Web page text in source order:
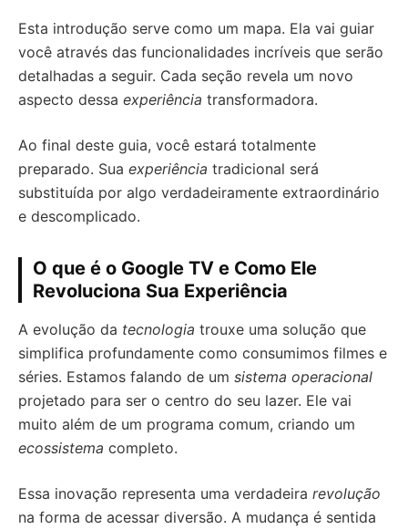
Esta introdução serve como um mapa. Ela vai guiar
você através das funcionalidades incríveis que serão
detalhadas a seguir. Cada seção revela um novo
aspecto dessa experiência transformadora.
Ao final deste guia, você estará totalmente
preparado. Sua experiência tradicional será
substituída por algo verdadeiramente extraordinário
e descomplicado.
O que é o Google TV e Como Ele
Revoluciona Sua Experiência
A evolução da tecnologia trouxe uma solução que
simplifica profundamente como consumimos filmes e
séries. Estamos falando de um sistema operacional
projetado para ser o centro do seu lazer. Ele vai
muito além de um programa comum, criando um
ecossistema completo.
Essa inovação representa uma verdadeira revolução
na forma de acessar diversão. A mudança é sentida